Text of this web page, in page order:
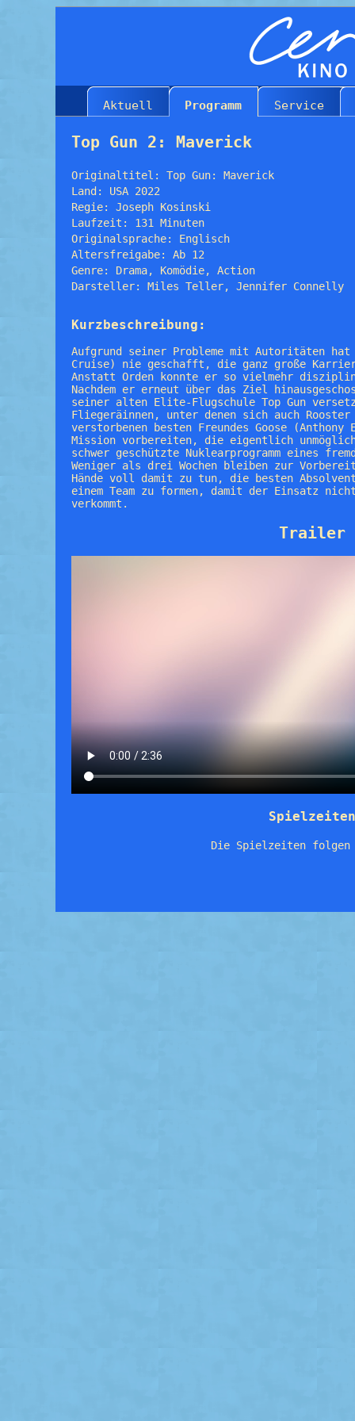
Aktuell Programm Service
Top Gun 2: Maverick
Originaltitel: Top Gun: Maverick
Land: USA 2022
Regie: Joseph Kosinski
Laufzeit: 131 Minuten
Originalsprache: Englisch
Altersfreigabe: Ab 12
Genre: Drama, Komödie, Action
Darsteller: Miles Teller, Jennifer Connelly
Kurzbeschreibung:
Aufgrund seiner Probleme mit Autoritäten hat
Cruise) nie geschafft, die ganz große
Anstatt Orden konnte er so vielmehr
Nachdem er erneut über das Ziel
seiner alten Elite-Flugschule Top Gun
Fliegeräinnen, unter denen sich auch
verstorbenen besten Freundes Goose
Mission vorbereiten, die eigentlich
schwer geschützte Nuklearprogramm eines
Weniger als drei Wochen bleiben zur
Hände voll damit zu tun, die besten
einem Team zu formen, damit der Einsatz nicht
verkommt.
Trailer
Spielzeiten
Die Spielzeiten